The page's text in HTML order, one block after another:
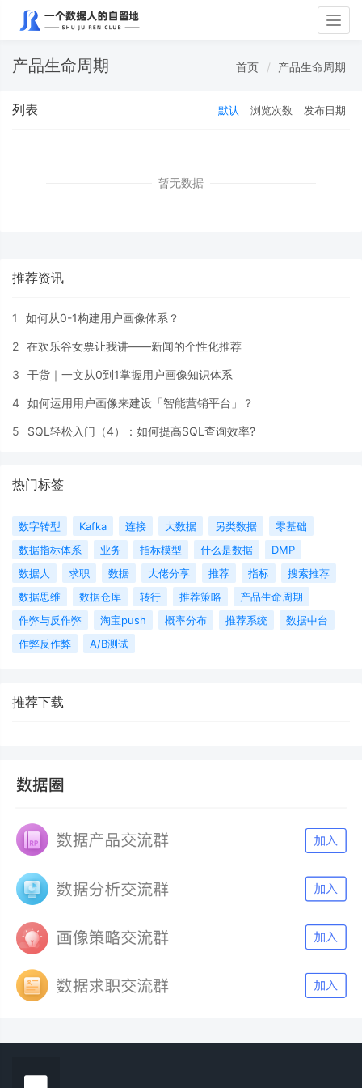
产品生命周期 首页 产品生命周期
列表 默认 浏览次数 发布日期
暂无数据
推荐资讯
1 如何从0-1构建用户画像体系？
2 在欢乐谷女票让我讲——新闻的个性化推荐
3 干货｜一文从0到1掌握用户画像知识体系
4 如何运用用户画像来建设「智能营销平台」？
5 SQL轻松入门（4）：如何提高SQL查询效率?
热门标签
数字转型 Kafka 连接 大数据 另类数据
零基础
数据指标体系
业务 指标模型 什么是数据
DMP
数据人
求职 数据 大佬分享 推荐 指标
搜索推荐
数据思维
数据仓库 转行 推荐策略
产品生命周期
作弊与反作弊
淘宝push 概率分布 推荐系统
数据中台
作弊反作弊
A/B测试
推荐下载